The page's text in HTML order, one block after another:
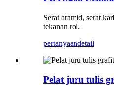
Serat aramid, serat
tekanan rol.
pertanyaandetail
Pelat juru tulis